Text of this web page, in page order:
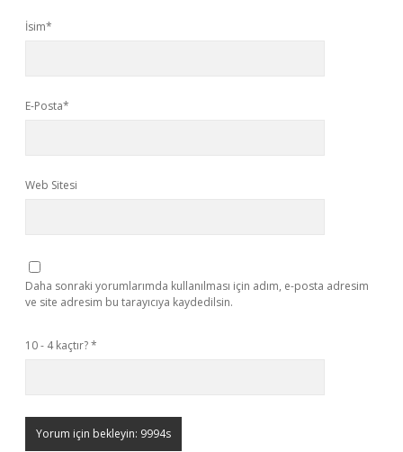
İsim*
E-Posta*
Web Sitesi
Daha sonraki yorumlarımda kullanılması için adım, e-posta adresim
ve site adresim bu tarayıcıya kaydedilsin.
10 - 4 kaçtır?*